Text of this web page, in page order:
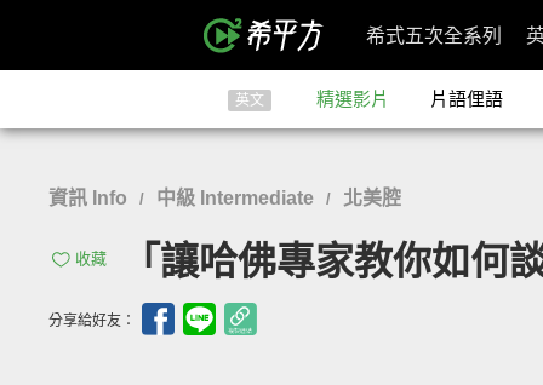
希式五次全系列
英文 精選影片 片語俚語
資訊 Info / 中級 Intermediate / 北美腔
收藏 「讓哈佛專家教你如
分享給好友：